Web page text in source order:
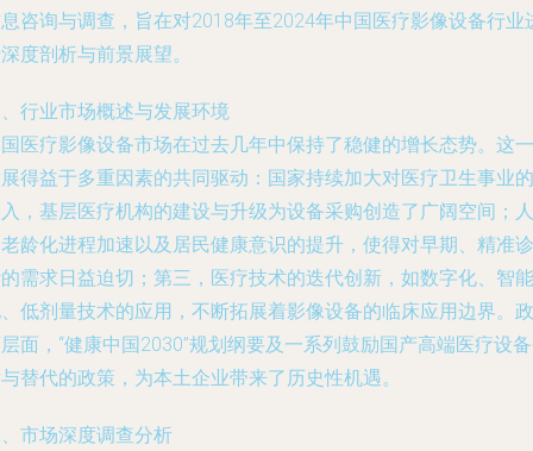
咨询与调查，旨在对2018年至2024年中国医疗影像设备行业
度剖析与前景展望。
行业市场概述与发展环境
医疗影像设备市场在过去几年中保持了稳健的增长态势。这一
得益于多重因素的共同驱动：国家持续加大对医疗卫生事业的
，基层医疗机构的建设与升级为设备采购创造了广阔空间；人
龄化进程加速以及居民健康意识的提升，使得对早期、精准诊
需求日益迫切；第三，医疗技术的迭代创新，如数字化、智能
低剂量技术的应用，不断拓展着影像设备的临床应用边界。政
面，“健康中国2030”规划纲要及一系列鼓励国产高端医疗设
替代的政策，为本土企业带来了历史性机遇。
市场深度调查分析